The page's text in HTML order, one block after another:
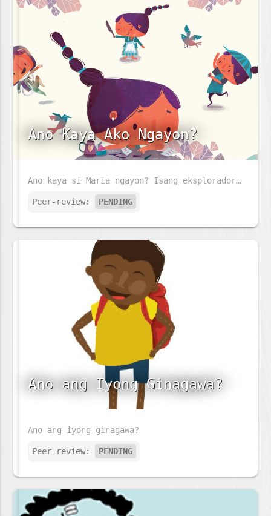
Ano Kaya Ako Ngayon?
Ano kaya si Maria ngayon? Isang eksplorador, astronaut o alagad ng sining?
Peer-review: PENDING
Ano ang Iyong Ginagawa?
Ano ang iyong ginagawa?
Peer-review: PENDING